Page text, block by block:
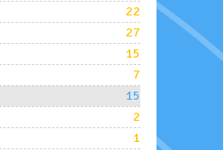
22
27
15
7
15
2
1